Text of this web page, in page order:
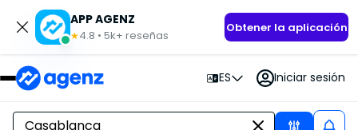
APP AGENZ
★4.8 • 5k+ reseñas
Obtener la aplicación
ES Iniciar sesión